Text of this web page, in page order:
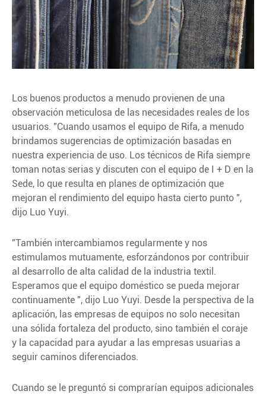
Los buenos productos a menudo provienen de una
observación meticulosa de las necesidades reales de los
usuarios. "Cuando usamos el equipo de Rifa, a menudo
brindamos sugerencias de optimización basadas en
nuestra experiencia de uso. Los técnicos de Rifa siempre
toman notas serias y discuten con el equipo de I + D en la
Sede, lo que resulta en planes de optimización que
mejoran el rendimiento del equipo hasta cierto punto ",
dijo Luo Yuyi.
"También intercambiamos regularmente y nos
estimulamos mutuamente, esforzándonos por contribuir
al desarrollo de alta calidad de la industria textil.
Esperamos que el equipo doméstico se pueda mejorar
continuamente ", dijo Luo Yuyi. Desde la perspectiva de la
aplicación, las empresas de equipos no solo necesitan
una sólida fortaleza del producto, sino también el coraje
y la capacidad para ayudar a las empresas usuarias a
seguir caminos diferenciados.
Cuando se le preguntó si comprarían equipos adicionales